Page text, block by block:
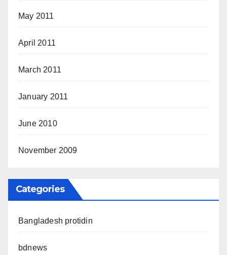
May 2011
April 2011
March 2011
January 2011
June 2010
November 2009
Categories
Bangladesh protidin
bdnews